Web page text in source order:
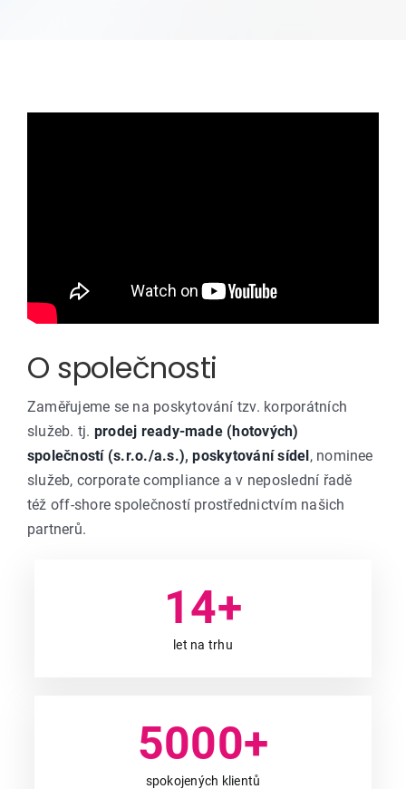
O společnosti
Zaměřujeme se na poskytování tzv. korporátních
služeb. tj. prodej ready-made (hotových)
společností (s.r.o./a.s.),poskytování sídel, nominee
služeb, corporate compliance a v neposlední řadě
též off-shore společností prostřednictvím našich
partnerů.
14+
let na trhu
5000+
spokojených klientů